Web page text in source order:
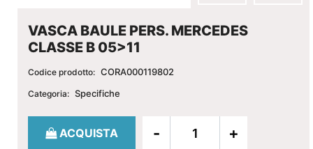
VASCA BAULE PERS. MERCEDES
CLASSE B 05>11
Codice prodotto: CORA000119802
Categoria: Specifiche
Quantità
ACQUISTA